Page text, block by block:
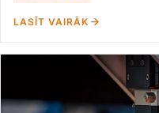
LASĪT VAIRĀK